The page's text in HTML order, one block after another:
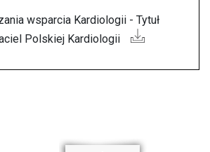
wsparcia Kardiologii - Tytuł
Polskiej Kardiologii